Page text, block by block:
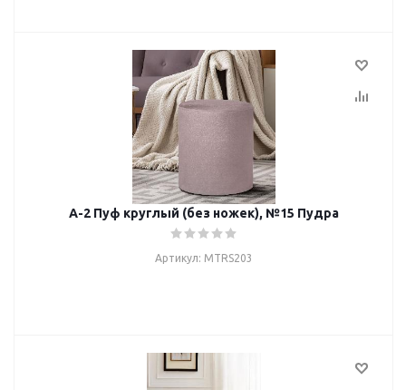
А-2 Пуф круглый (без ножек), №15 Пудра
Артикул: MTRS203